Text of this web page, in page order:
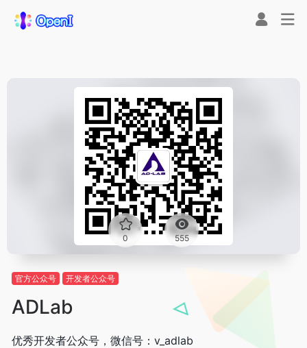
0 555
官方公众号 开发者公众号
ADLab
优秀开发者公众号，微信号：v_adlab